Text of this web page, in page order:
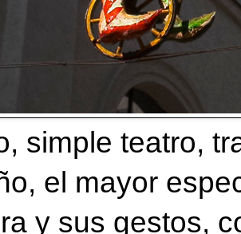
simple teatro,
el mayor
y sus gestos,